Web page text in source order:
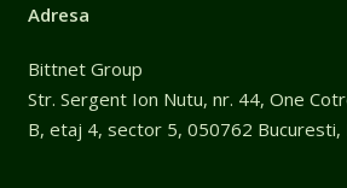
Adresa
Bittnet Group
Str. Sergent Ion Nutu, nr. 44, One
B, etaj 4, sector 5, 050762 Bucuresti,